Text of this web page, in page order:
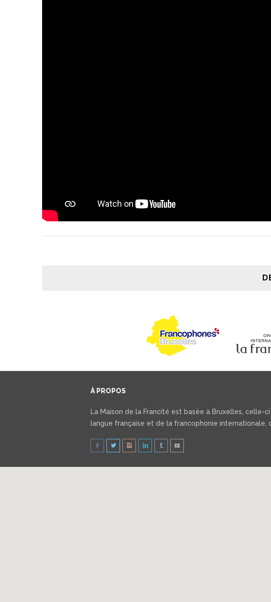
À PROPOS
La Maison de la Francité est basée à Bruxelles, celle-
langue française et de la francophonie internationale,